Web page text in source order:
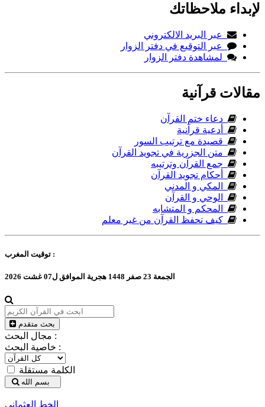
لإبداء ملاحظاتك
عبر البريد الالكتروني
عبر التوقيع في دفتر الزوار
لمشاهدة دفتر الزوار
مقالات قرآنية
دعاء ختم القرآن
أدعية قرآنية
قصيدة مع ترتيب السور
متن الجزرية في تجويد القرآن
جمع القرآن وترتيبه
أحكام تجويد القرآن
المكي و المدني
الوحي و القرآن
المحكم و المتشابه
كيف تحفظ القرآن من غير معلم
توقيت المغرب :
الجمعة 23 صفر 1448 هجرية الموافق ل07 غشت 2026
بحث متقدم
مجال البحث :
خاصية البحث :
الكلمة مستقلة
الخط العثماني